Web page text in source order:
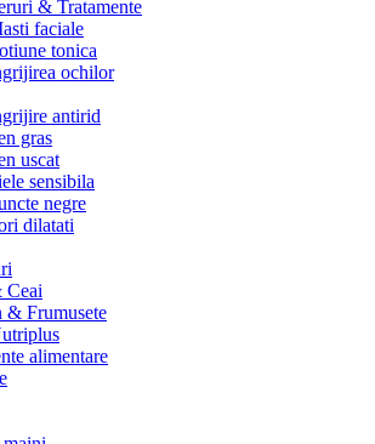
& Tratamente
faciale
tonica
ochilor
antirid
gras
uscat
sensibila
negre
dilatati
Ceai
& Frumusete
alimentare